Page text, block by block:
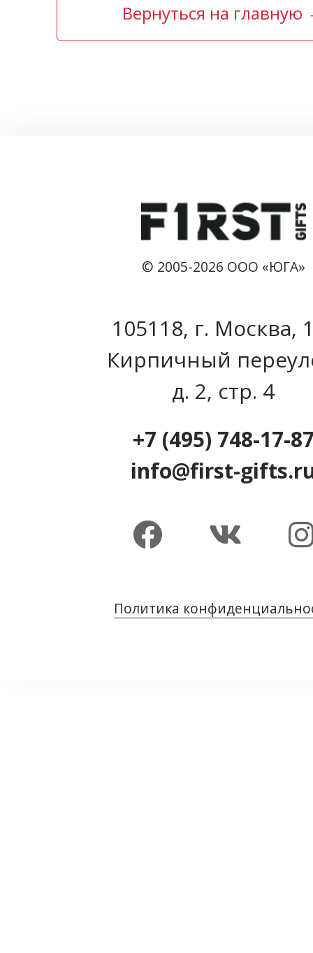
Вернуться на главную
© 2005-2026 ООО «ЮГА»
105118, г. Москва,
Кирпичный
д. 2, стр. 4
+7 (495) 748-17-
info@first-
Политика